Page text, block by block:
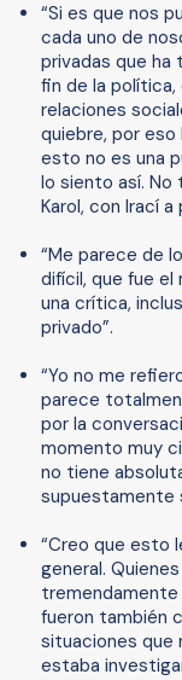
“Si es que nos
cada uno de
privadas que ha
fin de la política,
relaciones
quiebre, por
esto no es una
lo siento así.
Karol, con Irací
“Me parece de
difícil, que fue el
una crítica,
privado”.
“Yo no me
parece
por la
momento muy
no tiene
supuestamente
“Creo que esto
general.
fueron también
situaciones que
estaba